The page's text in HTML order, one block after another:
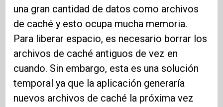
una gran cantidad de datos como archivos
de caché y esto ocupa mucha memoria.
Para liberar espacio, es necesario borrar los
archivos de caché antiguos de vez en
cuando. Sin embargo, esta es una solución
temporal ya que la aplicación generaría
nuevos archivos de caché la próxima vez